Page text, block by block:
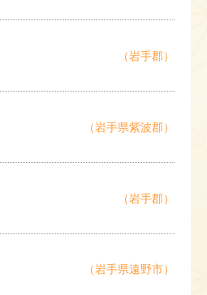
（岩手郡）
（岩手県紫波郡）
（岩手郡）
（岩手県遠野市）